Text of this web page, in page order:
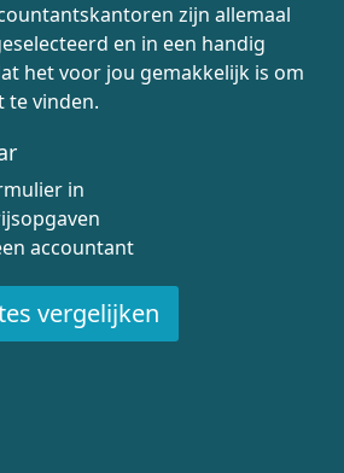
zijn allemaal
en in een handig
het voor jou gemakkelijk is om
te vinden.
in
accountant
vergelijken